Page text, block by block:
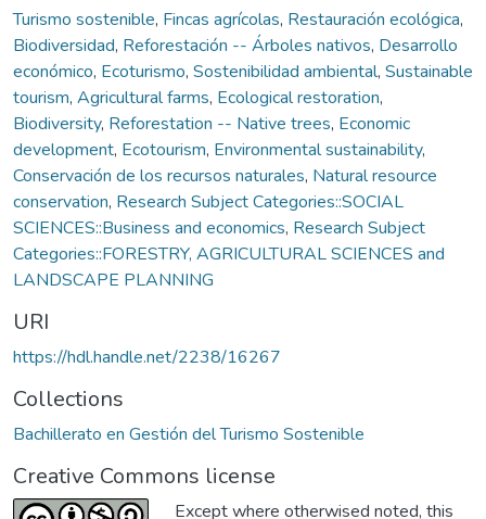
Turismo sostenible, Fincas agrícolas, Restauración ecológica,
Biodiversidad, Reforestación -- Árboles nativos, Desarrollo
económico, Ecoturismo, Sostenibilidad ambiental, Sustainable
tourism, Agricultural farms, Ecological restoration,
Biodiversity, Reforestation -- Native trees, Economic
development, Ecotourism, Environmental sustainability,
Conservación de los recursos naturales, Natural resource
conservation, Research Subject Categories::SOCIAL
SCIENCES::Business and economics, Research Subject
Categories::FORESTRY, AGRICULTURAL SCIENCES and
LANDSCAPE PLANNING
URI
https://hdl.handle.net/2238/16267
Collections
Bachillerato en Gestión del Turismo Sostenible
Creative Commons license
Except where otherwised noted, this